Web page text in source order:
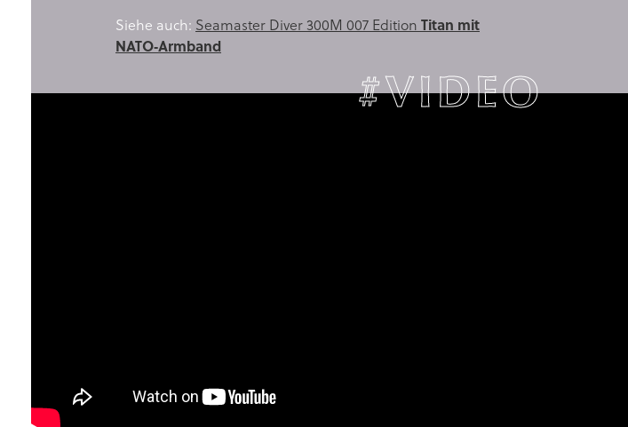
Siehe auch: Seamaster Diver 300M 007 Edition Titan mit
NATO‑Armband
#VIDEO